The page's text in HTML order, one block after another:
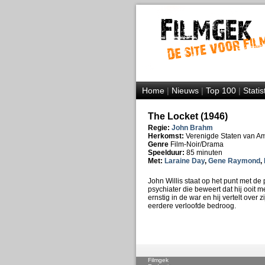
Home|Nieuws|Top 100|
The Locket (1946)
Regie: John Brahm
Herkomst: Verenigde Staten van
Genre Film-Noir/Drama
Speelduur: 85 minuten
Met: Laraine Day, Gene Raymond,
John Willis staat op het punt met
psychiater die beweert dat hij ooit
ernstig in de war en hij vertelt over
eerdere verloofde bedroog.
Filmgek